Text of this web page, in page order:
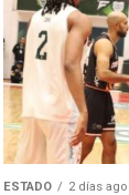
ESTADO 2 días ago